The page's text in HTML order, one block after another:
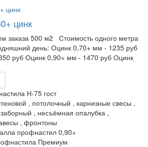
цинк
заказа 500 м2 Стоимость одного метра
день: Оцинк 0,70+ мм - 1235 руб
руб Оцинк 0,90+ мм - 1470 руб Оцинк
Н-75 гост
, потолочный , карнизные свесы ,
заборный , несъёмная опалубка ,
, фронтоны
профнастил 0,90+
Премиум